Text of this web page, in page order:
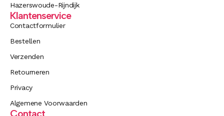
Hazerswoude-Rijndijk
Klantenservice
Contactformulier
Bestellen
Verzenden
Retourneren
Privacy
Algemene Voorwaarden
Contact